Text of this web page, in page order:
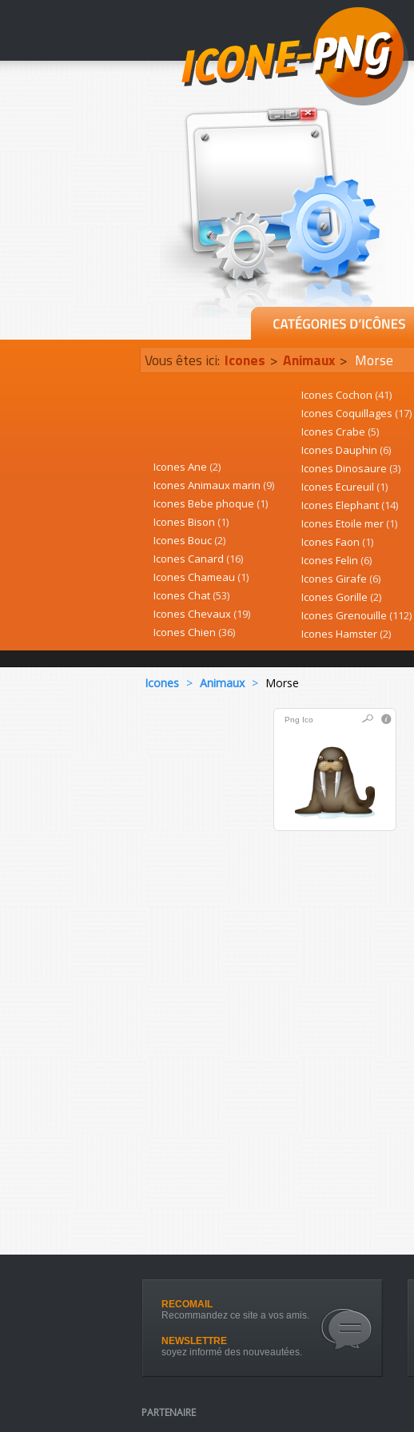
Vous êtes ici: Icones > Animaux > Morse
Icones Ane (2)
Icones Animaux marin (9)
Icones Bebe phoque (1)
Icones Bison (1)
Icones Bouc (2)
Icones Canard (16)
Icones Chameau (1)
Icones Chat (53)
Icones Chevaux (19)
Icones Chien (36)
Icones Cochon (41)
Icones Coquillages (17)
Icones Crabe (5)
Icones Dauphin (6)
Icones Dinosaure (3)
Icones Ecureuil (1)
Icones Elephant (14)
Icones Etoile mer (1)
Icones Faon (1)
Icones Felin (6)
Icones Girafe (6)
Icones Gorille (2)
Icones Grenouille (112)
Icones Hamster (2)
Icones > Animaux > Morse
Png Ico
RECOMAIL
Recommandez ce site a vos amis.
NEWSLETTRE
soyez informé des nouveautées.
PARTENAIRE